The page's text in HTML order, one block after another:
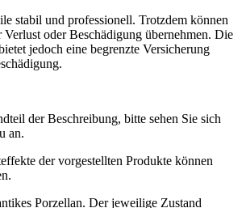
stabil und professionell. Trotzdem können
oder Beschädigung übernehmen. Die
jedoch eine begrenzte Versicherung
der Beschreibung, bitte sehen Sie sich
an.
der vorgestellten Produkte können
Porzellan. Der jeweilige Zustand